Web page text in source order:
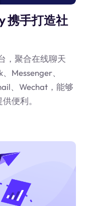
携手打造社
，聚合在线聊天
Messenger、
、Wechat，能够
便利。